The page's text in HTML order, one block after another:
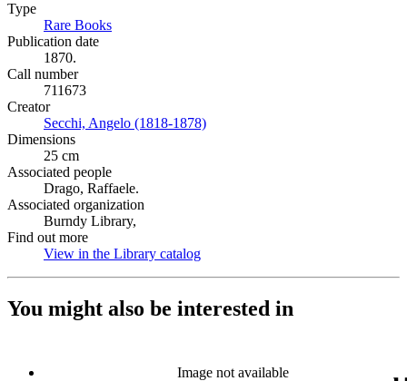
Type
Rare Books
Publication date
1870.
Call number
711673
Creator
Secchi, Angelo (1818-1878)
Dimensions
25 cm
Associated people
Drago, Raffaele.
Associated organization
Burndy Library,
Find out more
View in the Library catalog
You might also be interested in
Image not available